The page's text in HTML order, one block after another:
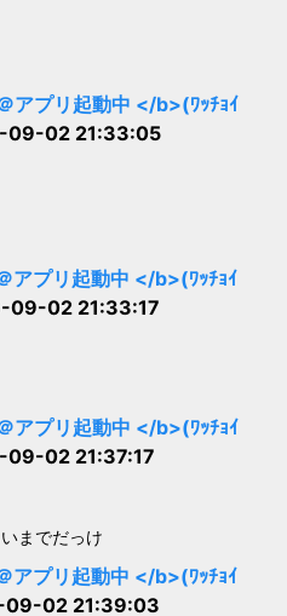
アプリ起動中 </b>(ﾜｯﾁｮｲ
09-02 21:33:05
アプリ起動中 </b>(ﾜｯﾁｮｲ
09-02 21:33:17
アプリ起動中 </b>(ﾜｯﾁｮｲ
09-02 21:37:17
までだっけ
アプリ起動中 </b>(ﾜｯﾁｮｲ
09-02 21:39:03